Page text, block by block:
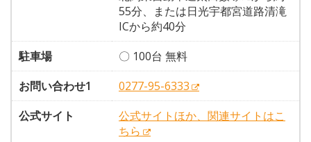
55分、または日光宇都宮道路清滝
ICから約40分
駐車場
〇 100台 無料
お問い合わせ1
0277-95-6333
公式サイト
公式サイトほか、関連サイトはこ
ちら